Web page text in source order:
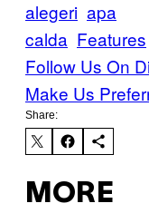
alegeri apa
calda Features
Follow Us On
Make Us
Share:
MORE